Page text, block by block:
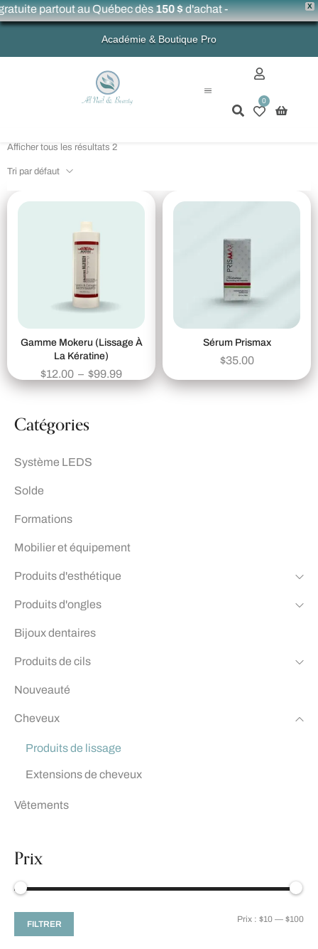
X
partout au Québec dès150 $d'achat -
Académie & Boutique Pro
0
Catégories
Système LEDS
Solde
Formations
Mobilier et équipement
Produits d'esthétique
Produits d'ongles
Bijoux dentaires
Produits de cils
Nouveauté
Cheveux
Produits de lissage
Extensions de cheveux
Vêtements
Prix
FILTRER Prix : $10 — $100
Afficher tous les résultats 2
Tri par défaut
Gamme Mokeru (Lissage À
La Kératine)
$12.00 – $99.99
Sérum Prismax
$35.00